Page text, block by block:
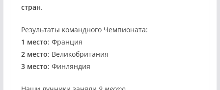
стран.
Результаты командного Чемпионата:
1 место: Франция
2 место: Великобритания
3 место: Финляндия